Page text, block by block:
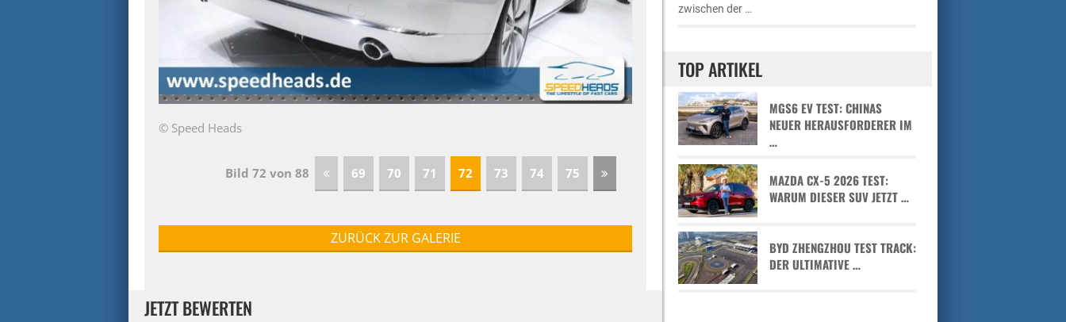
© Speed Heads
Bild 72 von 88 69 70 71 72 73 74 75
ZURÜCK ZUR GALERIE
JETZT BEWERTEN
zwischen der …
TOP ARTIKEL
MGS6 EV TEST: CHINAS
NEUER HERAUSFORDERER IM
…
MAZDA CX-5 2026 TEST:
WARUM DIESER SUV JETZT …
BYD ZHENGZHOU TEST TRACK:
DER ULTIMATIVE …